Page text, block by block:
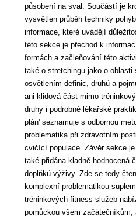
působení na sval. Součástí je
vysvětlen průběh techniky
informace, které uvádějí
této sekce je přechod k
formách a začleňování této
také o stretchingu jako o
osvětlením definic, druhů a
ani klidová část mimo
druhy i podrobné lékařské
plán' seznamuje s odbornou
problematika při zdravotním
cvičící populace. Závěr sekce
také přidána kladně hodnocená
doplňků výživy. Zde se tedy
komplexní problematikou
tréninkových fitness služeb
pomůckou všem